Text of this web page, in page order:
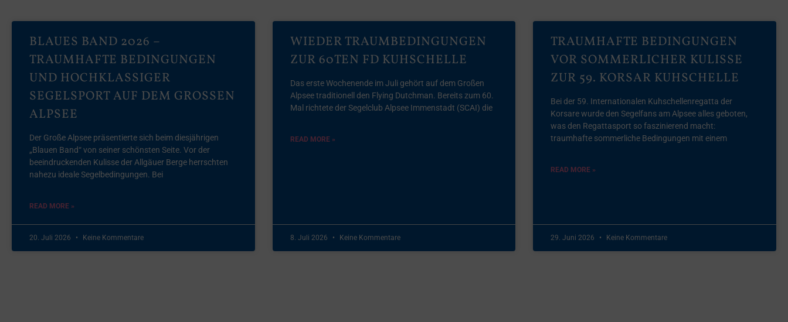
BLAUES BAND 2026 –
TRAUMHAFTE BEDINGUNGEN
UND HOCHKLASSIGER
SEGELSPORT AUF DEM GROSSEN A
LPSEE
Der Große Alpsee präsentierte sich beim diesjährigen
„Blauen Band“ von seiner schönsten Seite. Vor der
beeindruckenden Kulisse der Allgäuer Berge herrschten
nahezu ideale Segelbedingungen. Bei
READ MORE »
20. Juli 2026 Keine Kommentare
WIEDER TRAUMBEDINGUNGEN
ZUR 60TEN FD KUHSCHELLE
Das erste Wochenende im Juli gehört auf dem Großen
Alpsee traditionell den Flying Dutchman. Bereits zum 60.
Mal richtete der Segelclub Alpsee Immenstadt (SCAI) die
READ MORE »
8. Juli 2026 Keine Kommentare
TRAUMHAFTE BEDINGUNGEN
VOR SOMMERLICHER KULISSE
ZUR 59. KORSAR KUHSCHELLE
Bei der 59. Internationalen Kuhschellenregatta der
Korsare wurde den Segelfans am Alpsee alles geboten,
was den Regattasport so faszinierend macht:
traumhafte sommerliche Bedingungen mit einem
READ MORE »
29. Juni 2026 Keine Kommentare